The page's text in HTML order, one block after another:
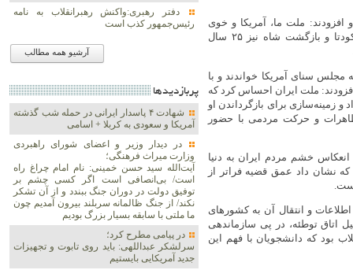
ملت ما، آمریکا و خوی
استکباری و خطر آن را با کودتای ۲۸ مرداد ۱۳۳۲ شناخت و پس از کودتا و بازگشت شاه نیز ۲۵ سال
مجلس سنای آمریکا خواندند و با
ملت ایران احساس کرد که
ساکن کردن محمدرضا در آنجا، در پی تکرار کودتای ۲۸ مرداد و زمینه‌سازی برای بازگرداندن او
و حرکت مردمی با حضور
خشم مردم ایران به دنیا
که نشان داد عمق قضیه فراتر از
اطلاعات و انتقال آن به کشور‌های
اتاق توطئه، در پی سازماندهی
بود که دانشجویان با فهم این
دفتر رهبری:واکنش رهبرانقلاب به نامه
رئیس‌جمهور کذب است
آرشیو همه مطالب
پربازديدها
شهادت ۴ پاسدار ایرانی در حمله شب گذشته
آمریکا و سعودی به کربلا + اسامی
در دیدار وزیر و اعضای شورای راهبردی
وزارت‌ میراث فرهنگی؛
آیت‌الله سید حسن خمینی: نام امام چراغ راه
است/ بی‌انصافی است‌ اگر کسی چشم بر
توفیق دولت‌ در دوران جنگ ببندد و از آن تشکر
نکند/ از جنگ ظالمانه سربلند بیرون آمدیم چون
ما ملتی با سابقه بسیار بزرگ بودیم
در پیامی مطرح کرد؛
سرلشکر عبداللهی: باید روی تابوت و تجهیزات
جدید آمریکایی بایستیم